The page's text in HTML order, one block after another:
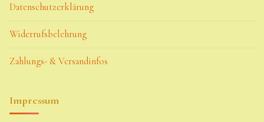
Datenschutzerklärung
Widerrufsbelehrung
Zahlungs- & Versandinfos
Impressum